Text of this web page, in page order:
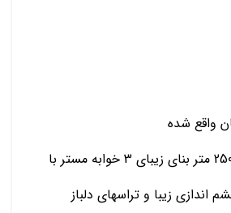
واقع شده
با 280 متر زمین و 250 متر بنای زیبای 3 خوابه مستر با
زیبا و تراسهای دلباز